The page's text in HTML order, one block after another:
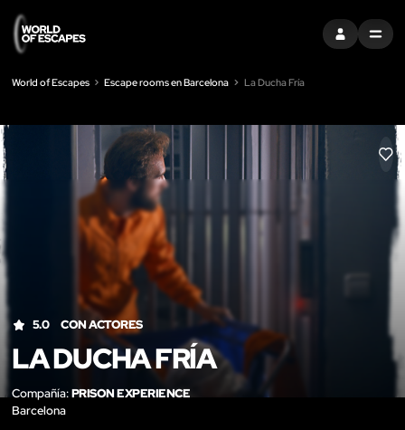
ENTRARMENU
World of Escapes Escape rooms en Barcelona La Ducha Fría
LIKE
5.0 CON ACTORES
LA DUCHA FRÍA
Compañía:PRISON EXPERIENCE
Barcelona